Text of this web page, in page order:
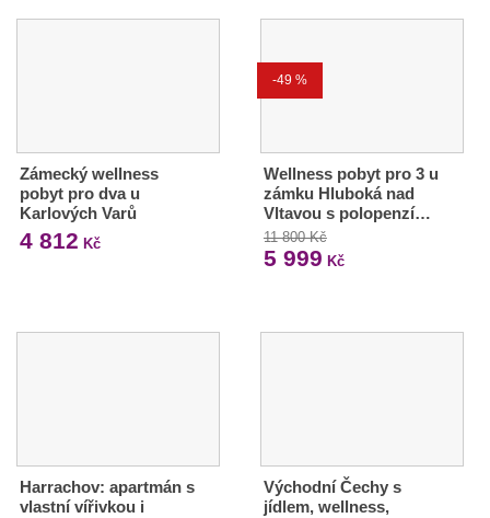
Zámecký wellness
pobyt pro dva u
Karlových Varů
4 812 Kč
-49 %
Wellness pobyt pro 3 u
zámku Hluboká nad
Vltavou s polopenzí…
11 800 Kč
5 999 Kč
Harrachov: apartmán s
vlastní vířivkou i
Východní Čechy s
jídlem, wellness,